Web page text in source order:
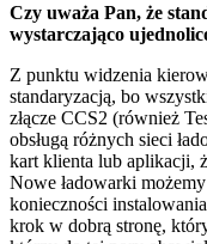
Czy uważa Pan, że
wystarczająco
Z punktu widzenia
standaryzacją, bo
złącze CCS2 (również
obsługą różnych sieci
kart klienta lub aplikacji,
Nowe ładowarki
konieczności
krok w dobrą stronę,